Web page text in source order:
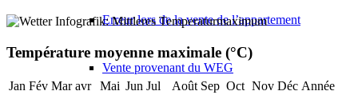
Erreur lors de la vente de l’appartement
Vente provenant du WEG
Température moyenne maximale (°C)
Jan Fév Mar avr Mai Jun Jul Août Sep Oct Nov Déc Année